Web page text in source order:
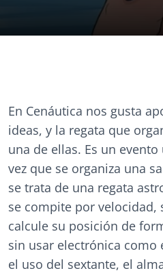
En Cenáutica nos gusta
ideas, y la regata que
una de ellas. Es un
vez que se organiza una
se trata de una regata
se compite por velocidad,
calcule su posición de
sin usar electrónica como
el uso del sextante, el